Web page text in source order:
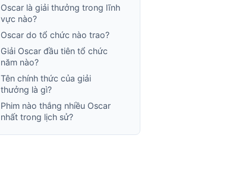
Oscar là giải thưởng trong lĩnh
vực nào?
Oscar do tổ chức nào trao?
Giải Oscar đầu tiên tổ chức
năm nào?
Tên chính thức của giải
thưởng là gì?
Phim nào thắng nhiều Oscar
nhất trong lịch sử?